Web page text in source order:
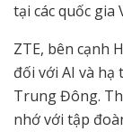
tại các quốc gia
ZTE, bên cạnh
đối với AI và
Trung Đông.
nhớ với tập